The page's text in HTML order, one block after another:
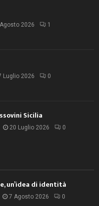
2026 1
Luglio 2026 0
Sicilia
20 Luglio 2026 0
un’idea di identità
7 Agosto 2026 0